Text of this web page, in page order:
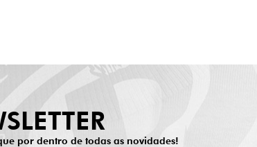
por dentro de todas as novidades!